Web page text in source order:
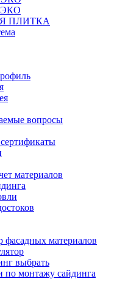
ПЛИТКА
вопросы
материалов
фасадных материалов
выбрать
по монтажу сайдинга